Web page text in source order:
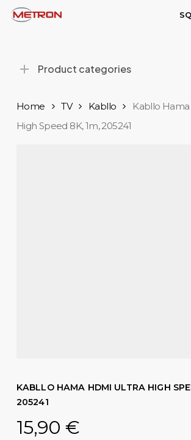
Skip
content
SQ
Product categories
Home TV Kabllo
Kabllo
High Speed 8K, 1m, 205241
KABLLO HAMA HDMI ULTRA HIGH
205241
15,90€